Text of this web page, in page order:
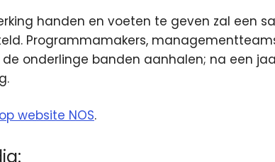
handen en voeten te geven zal een
Programmamakers,
de onderlinge banden aanhalen; na een
op website NOS.